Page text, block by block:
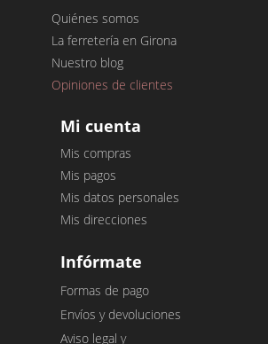
Quiénes somos
La ferretería en Girona
Nuestro blog
Opiniones de clientes
Mi cuenta
Mis compras
Mis pagos
Mis datos personales
Mis direcciones
Infórmate
Formas de pago
Envíos y devoluciones
Aviso legal y